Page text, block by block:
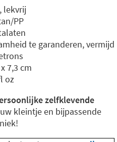
lekvrij
PP
te garanderen, vermijd
7,3 cm
oz
zelfklevende
kleintje en bijpassende